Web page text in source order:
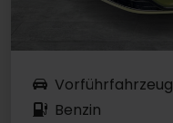
Vorführfahrzeug
Benzin